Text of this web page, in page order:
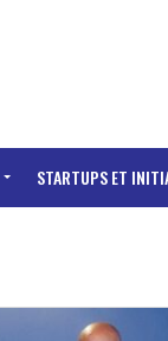
STARTUPS ET